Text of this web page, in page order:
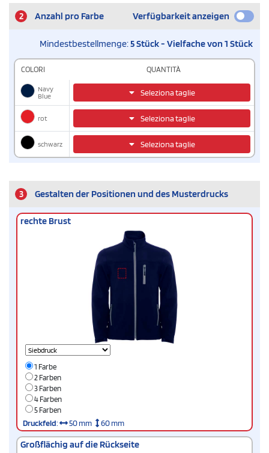
2 Anzahl pro Farbe Verfügbarkeit anzeigen
Mindestbestellmenge:5 Stück - Vielfache von 1 Stück
COLORI QUANTITÀ
Navy
Blue
Seleziona taglie
rot Seleziona taglie
schwarz Seleziona taglie
3 Gestalten der Positionen und des Musterdrucks
rechte Brust
1 Farbe
2 Farben
3 Farben
4 Farben
5 Farben
Druckfeld: 50 mm 60 mm
Großflächig auf die Rückseite